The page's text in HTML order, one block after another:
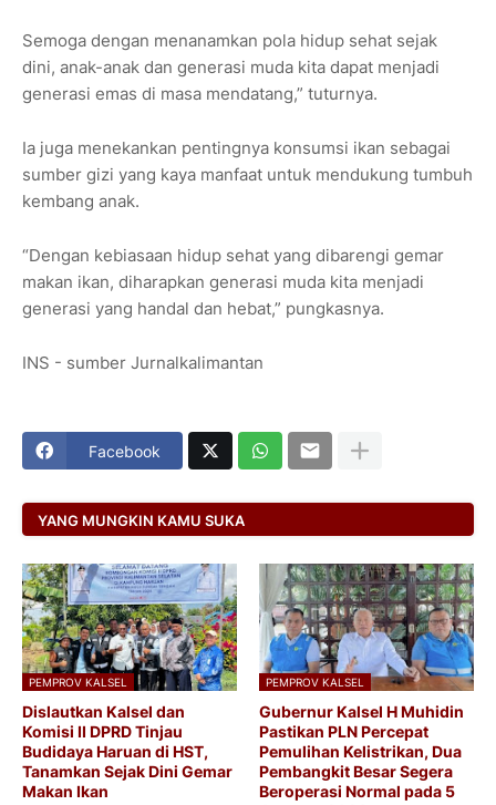
Semoga dengan menanamkan pola hidup sehat sejak
dini, anak-anak dan generasi muda kita dapat menjadi
generasi emas di masa mendatang,” tuturnya.
Ia juga menekankan pentingnya konsumsi ikan sebagai
sumber gizi yang kaya manfaat untuk mendukung tumbuh
kembang anak.
“Dengan kebiasaan hidup sehat yang dibarengi gemar
makan ikan, diharapkan generasi muda kita menjadi
generasi yang handal dan hebat,” pungkasnya.
INS - sumber Jurnalkalimantan
Facebook
YANG MUNGKIN KAMU SUKA
PEMPROV KALSEL
Dislautkan Kalsel dan
Komisi II DPRD Tinjau
Budidaya Haruan di HST,
Tanamkan Sejak Dini Gemar
Makan Ikan
PEMPROV KALSEL
Gubernur Kalsel H Muhidin
Pastikan PLN Percepat
Pemulihan Kelistrikan, Dua
Pembangkit Besar Segera
Beroperasi Normal pada 5